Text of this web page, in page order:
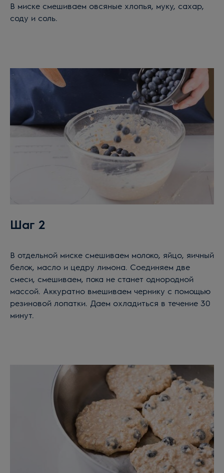
В миске смешиваем овсяные хлопья, муку, сахар,
соду и соль.
Шаг 2
В отдельной миске смешиваем молоко, яйцо, яичный
белок, масло и цедру лимона. Соединяем две
смеси, смешиваем, пока не станет однородной
массой. Аккуратно вмешиваем чернику с помощью
резиновой лопатки. Даем охладиться в течение 30
минут.